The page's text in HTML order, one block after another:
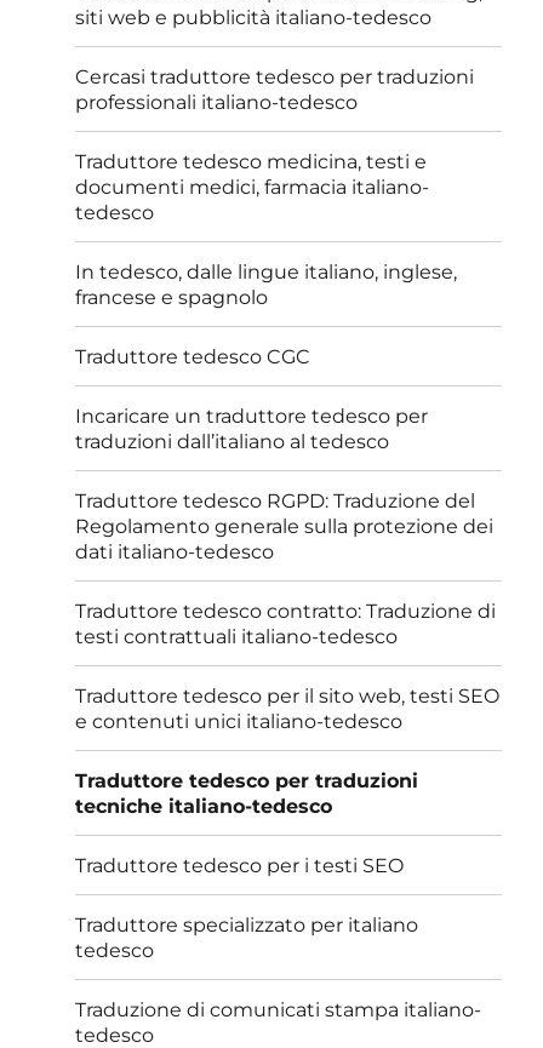
siti web e pubblicità italiano-tedesco
Cercasi traduttore tedesco per traduzioni
professionali italiano-tedesco
Traduttore tedesco medicina, testi e
documenti medici, farmacia italiano-
tedesco
In tedesco, dalle lingue italiano, inglese,
francese e spagnolo
Traduttore tedesco CGC
Incaricare un traduttore tedesco per
traduzioni dall’italiano al tedesco
Traduttore tedesco RGPD: Traduzione del
Regolamento generale sulla protezione dei
dati italiano-tedesco
Traduttore tedesco contratto: Traduzione di
testi contrattuali italiano-tedesco
Traduttore tedesco per il sito web, testi SEO
e contenuti unici italiano-tedesco
Traduttore tedesco per traduzioni
tecniche italiano-tedesco
Traduttore tedesco per i testi SEO
Traduttore specializzato per italiano
tedesco
Traduzione di comunicati stampa italiano-
tedesco